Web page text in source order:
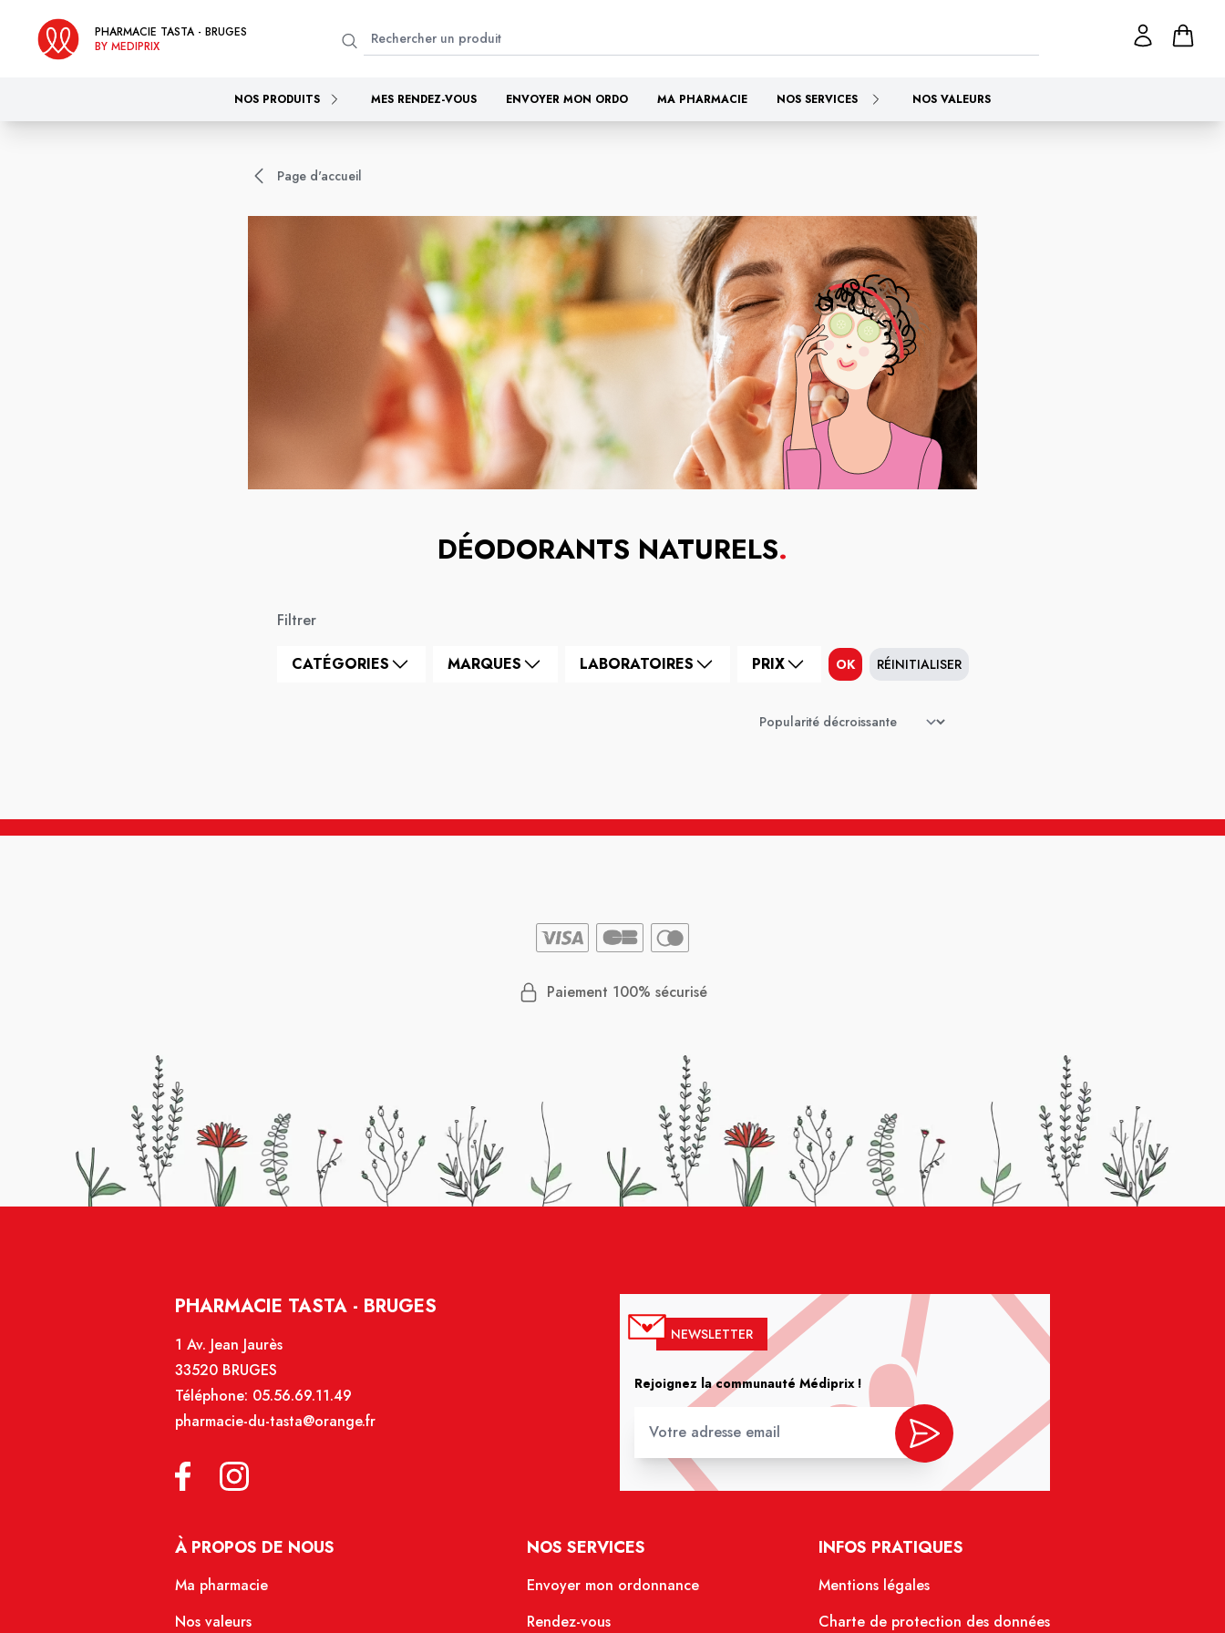
PHARMACIE TASTA - BRUGES
BY MEDIPRIX
NOS PRODUITS MES RENDEZ-VOUS ENVOYER MON ORDO MA PHARMACIE NOS SERVICES NOS VALEURS
Page d'accueil
DÉODORANTS NATURELS.
Filtrer
CATÉGORIES MARQUES LABORATOIRES PRIX OK RÉINITIALISER
Paiement 100% sécurisé
PHARMACIE TASTA - BRUGES
1 Av. Jean Jaurès
33520 BRUGES
Téléphone: 05.56.69.11.49
pharmacie-du-tasta@orange.fr
NEWSLETTER
Rejoignez la communauté Médiprix !
À PROPOS DE NOUS
Ma pharmacie
Nos valeurs
NOS SERVICES
Envoyer mon ordonnance
Rendez-vous
INFOS PRATIQUES
Mentions légales
Charte de protection des données